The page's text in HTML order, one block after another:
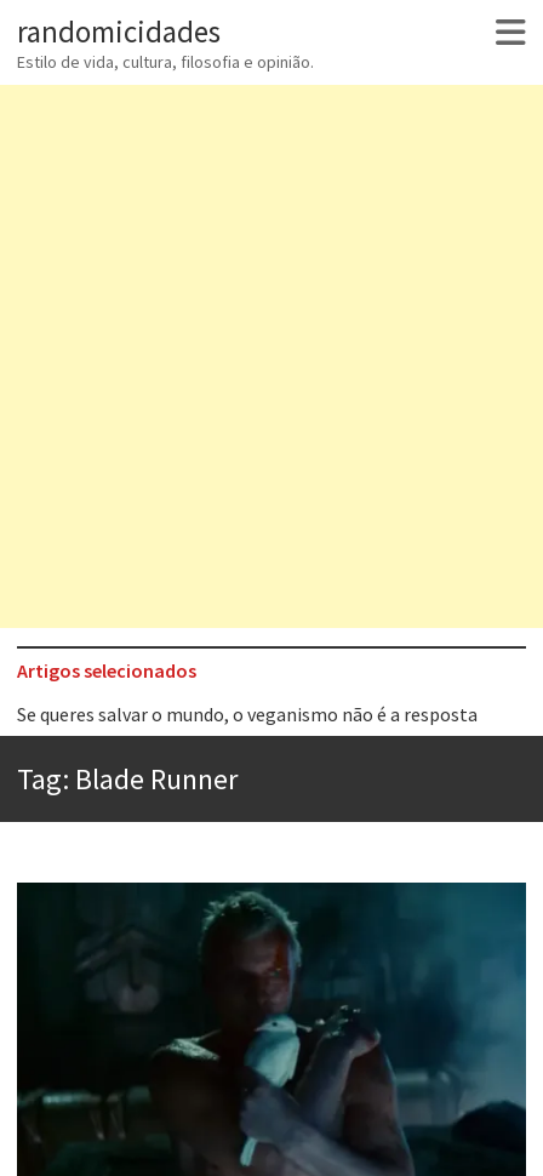
randomicidades
Estilo de vida, cultura, filosofia e opinião.
Artigos selecionados
Tem que filmar isso daí
Aprender a fracassar é o segredo do sucesso
Esse tal de Rock Gaúcho
Os causos de Jorge Luis Borges
Se queres salvar o mundo, o veganismo não é a resposta
Tag: Blade Runner